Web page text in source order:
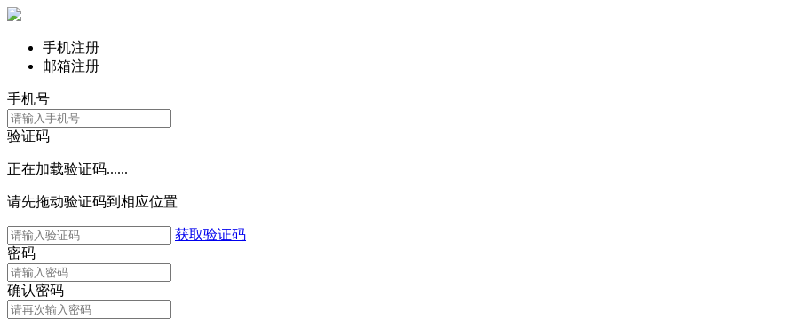
手机注册
邮箱注册
手机号
验证码
正在加载验证码......
请先拖动验证码到相应位置
获取验证码
密码
确认密码